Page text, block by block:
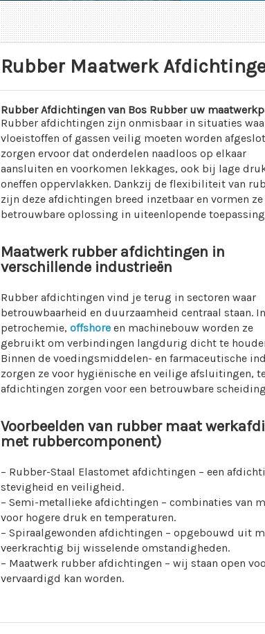
Rubber Maatwerk
Rubber Afdichtingen van Bos Rubber uw
Rubber afdichtingen zijn onmisbaar in situaties
vloeistoffen of gassen veilig moeten worden
zorgen ervoor dat onderdelen naadloos op elkaar
aansluiten en voorkomen lekkages, ook bij lage
oneffen oppervlakken. Dankzij de flexibiliteit van
zijn deze afdichtingen breed inzetbaar en vormen ze
betrouwbare oplossing in uiteenlopende
Maatwerk rubber afdichtingen in
verschillende industrieën
Rubber afdichtingen vind je terug in sectoren waar
betrouwbaarheid en duurzaamheid centraal staan.
petrochemie,offshore en machinebouw worden ze
gebruikt om verbindingen langdurig dicht te
Binnen de voedingsmiddelen- en farmaceutische
zorgen ze voor hygiënische en veilige afsluitingen,
afdichtingen zorgen voor een betrouwbare
Voorbeelden van rubber maat
met rubbercomponent)
– Rubber-Staal Elastomet afdichtingen – een
stevigheid en veiligheid.
– Semi-metallieke afdichtingen – combinaties van
voor hogere druk en temperaturen.
– Spiraalgewonden afdichtingen – opgebouwd uit
veerkrachtig bij wisselende omstandigheden.
– Maatwerk rubber afdichtingen – wij staan open
vervaardigd kan worden.